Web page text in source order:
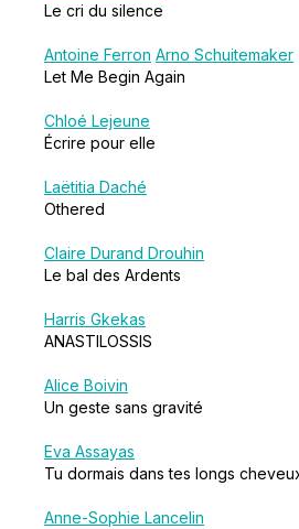
Le cri du silence
Antoine Ferron Arno Schuitemaker
Let Me Begin Again
Chloé Lejeune
Écrire pour elle
Laëtitia Daché
Othered
Claire Durand Drouhin
Le bal des Ardents
Harris Gkekas
ANASTILOSSIS
Alice Boivin
Un geste sans gravité
Eva Assayas
Tu dormais dans tes longs
Anne-Sophie Lancelin